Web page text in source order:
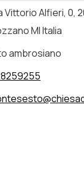
Vittorio Alfieri, 0,
MI Italia
ambrosiano